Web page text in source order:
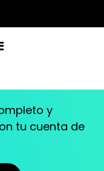
y
tu cuenta de